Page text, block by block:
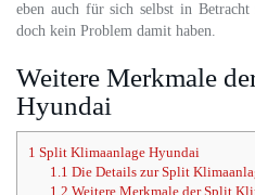
eben auch für sich selbst in
doch kein Problem damit haben.
Weitere Merkmale
Hyundai
1 Split Klimaanlage Hyundai
1.1 Die Details zur Split
1.2 Weitere Merkmale der Split